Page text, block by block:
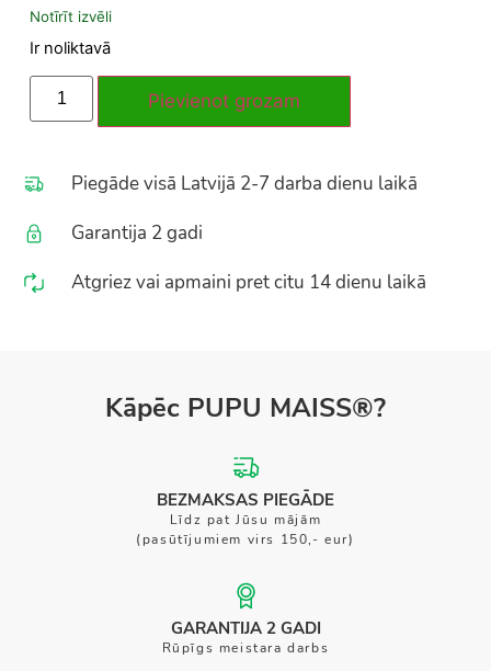
Notīrīt izvēli
Ir noliktavā
Pievienot grozam
Piegāde visā Latvijā 2-7 darba dienu laikā
Garantija 2 gadi
Atgriez vai apmaini pret citu 14 dienu laikā
Kāpēc PUPU MAISS®?
BEZMAKSAS PIEGĀDE
Līdz pat Jūsu mājām
(pasūtījumiem virs 150,- eur)
GARANTIJA 2 GADI
Rūpīgs meistara darbs